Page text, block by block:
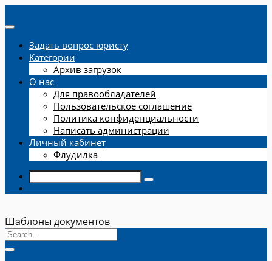
Задать вопрос юристу
Категории
Архив загрузок
О нас
Для правообладателей
Пользовательское соглашение
Политика конфиденциальности
Написать администрации
Личный кабинет
Флудилка
Шаблоны документов